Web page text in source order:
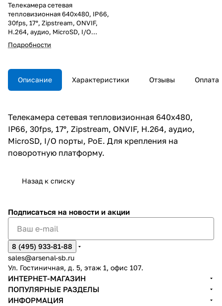
Телекамера сетевая
тепловизионная 640x480, IP66,
30fps, 17°, Zipstream, ONVIF,
H.264, аудио, MicroSD, I/O
порты, PoE. Для крепления на
поворотную платформу.
Подробности
Описание Характеристики Отзывы Оплата
Телекамера сетевая тепловизионная 640x480,
IP66, 30fps, 17°, Zipstream, ONVIF, H.264, аудио,
MicroSD, I/O порты, PoE. Для крепления на
поворотную платформу.
Назад к списку
Подписаться на новости и акции
8 (495) 933-81-88
sales@arsenal-sb.ru
Ул. Гостиничная, д. 5, этаж 1, офис 107.
ИНТЕРНЕТ-МАГАЗИН
ПОПУЛЯРНЫЕ РАЗДЕЛЫ
ИНФОРМАЦИЯ